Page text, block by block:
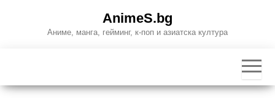
AnimeS.bg
Аниме, манга, гейминг, к-поп и азиатска култура